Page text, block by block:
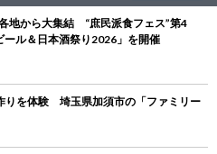
地から大集結 “庶民派食フェス”第4
ール＆日本酒祭り2026」を開催
りを体験 埼玉県加須市の「ファミリー